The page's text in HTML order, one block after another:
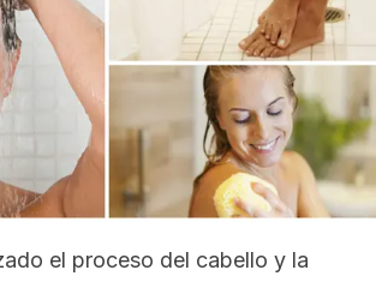
el proceso del cabello y la